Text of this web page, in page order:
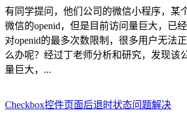
有同学提问，他们公司的微信小程序，某
微信的openid，但是目前访问量巨大，已
对openid的最多次数限制，很多用户无法
么办呢？经过丁老师分析和研究，发现该
量巨大，...
Checkbox控件页面后退时状态问题解决